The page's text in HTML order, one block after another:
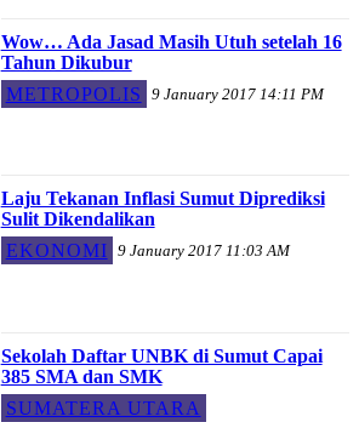
Wow… Ada Jasad Masih Utuh setelah 16
Tahun Dikubur
METROPOLIS
9 January 2017 14:11 PM
Laju Tekanan Inflasi Sumut Diprediksi
Sulit Dikendalikan
EKONOMI 9 January 2017 11:03 AM
Sekolah Daftar UNBK di Sumut Capai
385 SMA dan SMK
SUMATERA UTARA